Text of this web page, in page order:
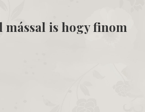
mással is hogy finom